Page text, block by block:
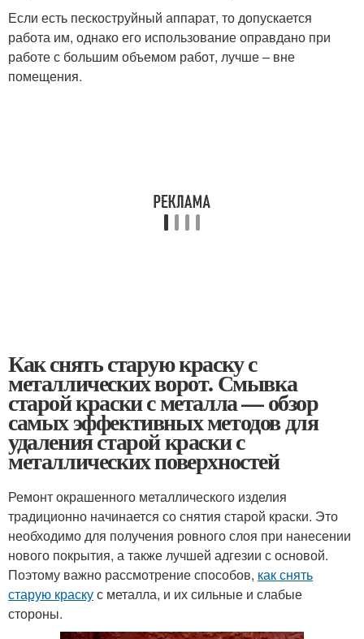
Если есть пескоструйный аппарат, то допускается
работа им, однако его использование оправдано при
работе с большим объемом работ, лучше – вне
помещения.
Как снять старую краску с
металлических ворот. Смывка
старой краски с металла — обзор
самых эффективных методов для
удаления старой краски с
металлических поверхностей
Ремонт окрашенного металлического изделия
традиционно начинается со снятия старой краски. Это
необходимо для получения ровного слоя при нанесении
нового покрытия, а также лучшей адгезии с основой.
Поэтому важно рассмотрение способов, как снять
старую краскус металла, и их сильные и слабые
стороны.